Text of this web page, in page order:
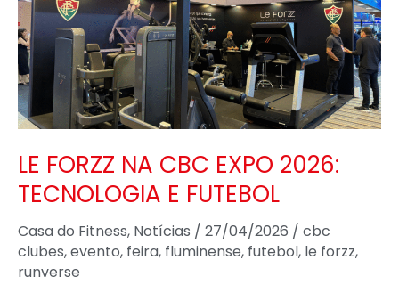
LE FORZZ NA CBC EXPO 2026:
TECNOLOGIA E FUTEBOL
Casa do Fitness, Notícias / 27/04/2026 / cbc
clubes,evento, feira, fluminense, futebol, le forzz,
runverse
CBC
EXPO
2026:
TECNOLOGIA
E